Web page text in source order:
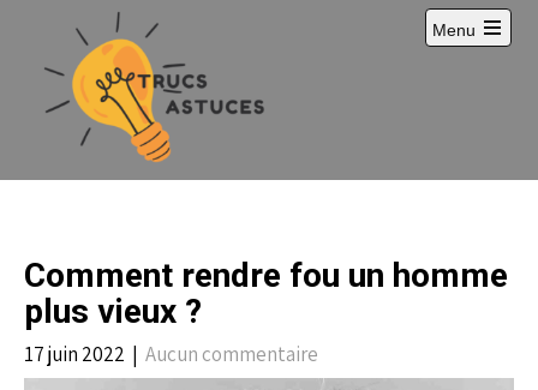
o
Menu
Comment rendre fou un homme
plus vieux ?
17 juin 2022 | Aucun commentaire